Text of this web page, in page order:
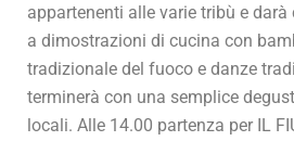
appartenenti alle varie tribù e
a dimostrazioni di cucina con
tradizionale del fuoco e danze
terminerà con una semplice
locali. Alle 14.00 partenza per IL